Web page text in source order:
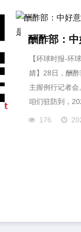
【环球时报-环
婧】28日，酬
主握例行记者会
咱们驻防到，
176